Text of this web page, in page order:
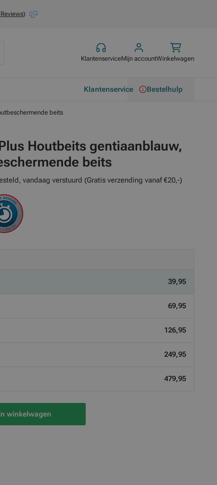
)
KlantenserviceMijn accountWinkelwagen
Klantenservice Bestelhulp
beits
Houtbeits gentiaanblauw,
beits
vandaag verstuurd (Gratis verzending vanaf €20,-)
39,95
69,95
126,95
249,95
479,95
winkelwagen